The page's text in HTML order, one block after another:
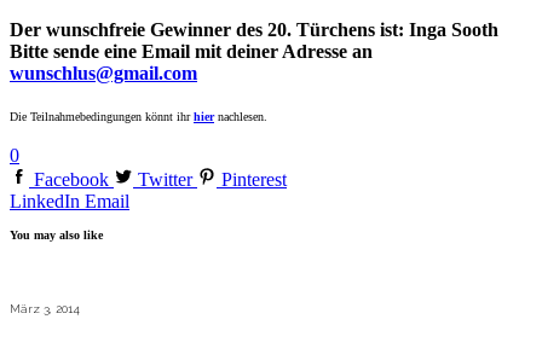
Der wunschfreie Gewinner des 20. Türchens ist: Inga Sooth
Bitte sende eine Email mit deiner Adresse an
wunschlus@gmail.com
Die Teilnahmebedingungen könnt ihrhiernachlesen.
0
Facebook
Twitter
Pinterest
LinkedIn Email
You may also like
März 3, 2014